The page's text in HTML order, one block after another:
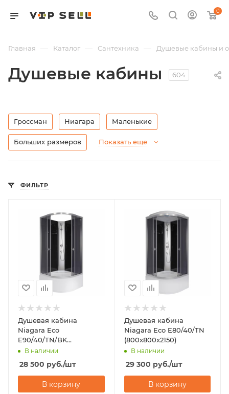
0
Главная — Каталог — Сантехника — Душевые кабины и
Душевые кабины 604
Гроссман Ниагара Маленькие
Больших размеров Показать еще
ФИЛЬТР
Душевая кабина
Niagara Eco
E90/40/TN/BK
(900х900х1950)
В наличии
28 500 руб./шт
В корзину
Душевая кабина
Niagara Eco E80/40/TN
(800х800х2150)
В наличии
29 300 руб./шт
В корзину